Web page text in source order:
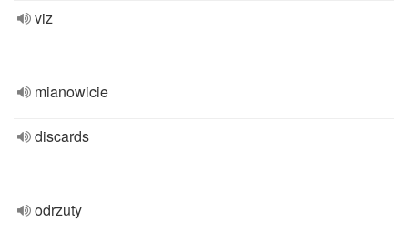
viz
mianowicie
discards
odrzuty